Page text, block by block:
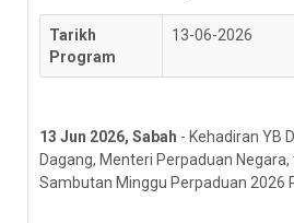
Tarikh
Program
13-06-2026
13 Jun 2026, Sabah - Kehadiran YB
Dagang, Menteri Perpaduan
Sambutan Minggu Perpaduan 2026